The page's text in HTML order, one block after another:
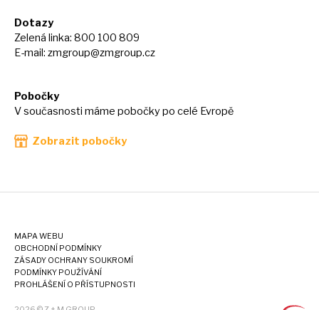
Dotazy
Zelená linka: 800 100 809
E-mail: zmgroup@zmgroup.cz
Pobočky
V současnosti máme pobočky po celé Evropě
Zobrazit pobočky
MAPA WEBU
OBCHODNÍ PODMÍNKY
ZÁSADY OCHRANY SOUKROMÍ
PODMÍNKY POUŽÍVÁNÍ
PROHLÁŠENÍ O PŘÍSTUPNOSTI